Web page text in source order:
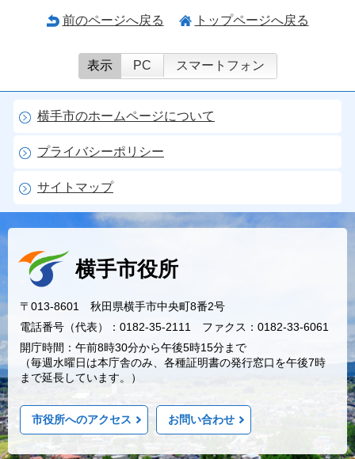
前のページへ戻る トップページへ戻る
表示 PC スマートフォン
横手市のホームページについて
プライバシーポリシー
サイトマップ
横手市役所
〒013-8601 秋田県横手市中央町8番2号
電話番号（代表）：0182-35-2111 ファクス：0182-33-6061
開庁時間：午前8時30分から午後5時15分まで
（毎週水曜日は本庁舎のみ、各種証明書の発行窓口を午後7時
まで延長しています。）
市役所へのアクセス お問い合わせ